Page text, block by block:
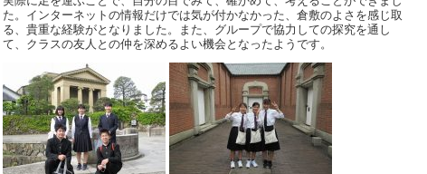
た。インターネットの情報だけでは気が付かなかった、倉敷のよさを感じ取
る、貴重な経験がとなりました。また、グループで協力しての探究を通し
て、クラスの友人との仲を深めるよい機会となったようです。